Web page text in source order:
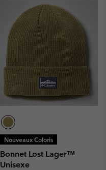
Nouveaux Coloris
Bonnet Lost Lager™
Unisexe